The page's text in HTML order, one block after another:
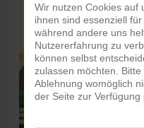
Wir nutzen Cookies auf
ihnen sind essenziell
während andere uns
Nutzererfahrung zu
können selbst
zulassen möchten.
Ablehnung womöglich
der Seite zur Verfügung